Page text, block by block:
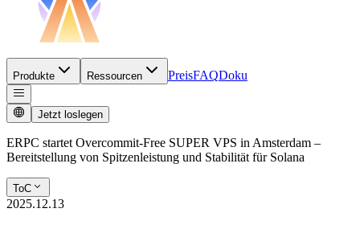
Produkte Ressourcen PreisFAQDoku
Jetzt loslegen
ERPC startet Overcommit-Free SUPER VPS in Amsterdam –
Bereitstellung von Spitzenleistung und Stabilität für Solana
ToC
2025.12.13